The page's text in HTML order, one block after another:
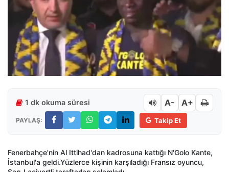
1 dk okuma süresi A- A+
PAYLAŞ: Takip Et
Fenerbahçe'nin Al Ittihad'dan kadrosuna kattığı N'Golo Kante,
İstanbul'a geldi.Yüzlerce kişinin karşıladığı Fransız oyuncu,